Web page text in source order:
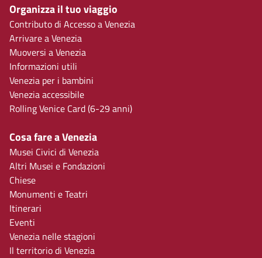
Organizza il tuo viaggio
Contributo di Accesso a Venezia
Arrivare a Venezia
Muoversi a Venezia
Informazioni utili
Venezia per i bambini
Venezia accessibile
Rolling Venice Card (6-29 anni)
Cosa fare a Venezia
Musei Civici di Venezia
Altri Musei e Fondazioni
Chiese
Monumenti e Teatri
Itinerari
Eventi
Venezia nelle stagioni
Il territorio di Venezia